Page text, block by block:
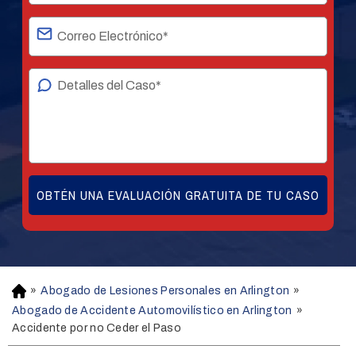
H
o
m
e
» Abogado de Lesiones Personales en Arlington »
Abogado de Accidente Automovilístico en Arlington »
Accidente por no Ceder el Paso